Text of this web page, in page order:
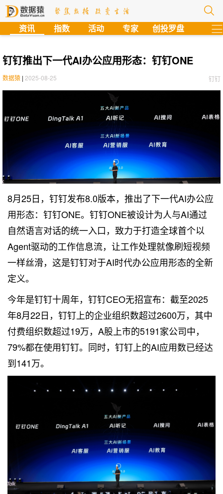
资讯 指数 活动 专家 创投罗盘
钉钉推出下一代AI办公应用形态：钉钉ONE
钉钉
数据猿 | 2025-08-25
8月25日，钉钉发布8.0版本，推出了下一代AI办公应
用形态：钉钉ONE。钉钉ONE被设计为人与AI通过
自然语言对话的统一入口，致力于打造全球首个以
Agent驱动的工作信息流，让工作处理就像刷短视频
一样丝滑，这是钉钉对于AI时代办公应用形态的全新
定义。
今年是钉钉十周年，钉钉CEO无招宣布：截至2025
年8月22日，钉钉上的企业组织数超过2600万，其中
付费组织数超过19万，A股上市的5191家公司中，
79%都在使用钉钉。同时，钉钉上的AI应用数已经达
到141万。